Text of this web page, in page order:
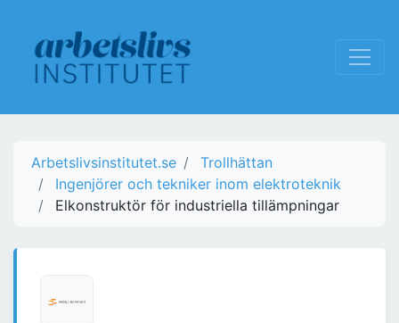
Arbetslivsinstitutet.se
Trollhättan
Ingenjörer och tekniker inom elektroteknik
Elkonstruktör för industriella tillämpningar